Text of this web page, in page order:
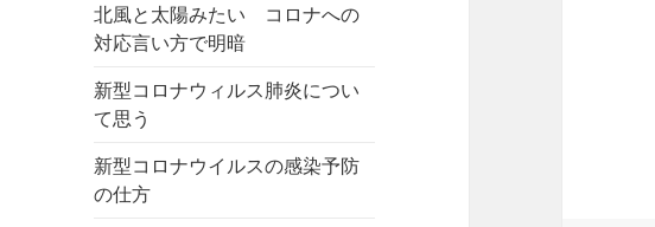
北風と太陽みたい コロナへの
対応言い方で明暗
新型コロナウィルス肺炎につい
て思う
新型コロナウイルスの感染予防
の仕方